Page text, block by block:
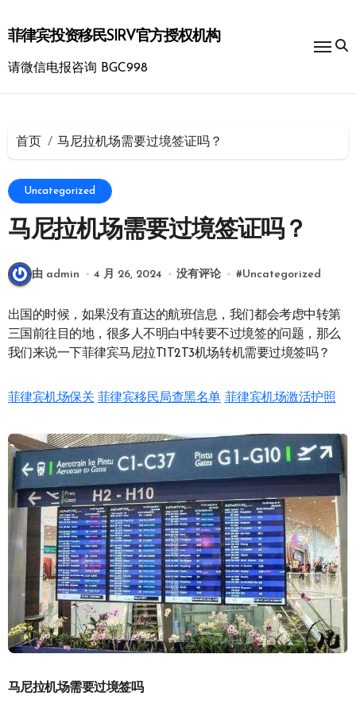
到
内
菲律宾投资移民SIRV官方授权机构
请微信电报咨询 BGC998
首页 马尼拉机场需要过境签证吗？
Uncategorized
马尼拉机场需要过境签证吗？
由 admin 4 月 26, 2024 没有评论 #Uncategorized
出国的时候，如果没有直达的航班信息，我们都会考虑中转第
三国前往目的地，很多人不明白中转要不过境签的问题，那么
我们来说一下菲律宾马尼拉T1T2T3机场转机需要过境签吗？
菲律宾机场保关 菲律宾移民局查黑名单 菲律宾机场激活护照
马尼拉机场需要过境签吗